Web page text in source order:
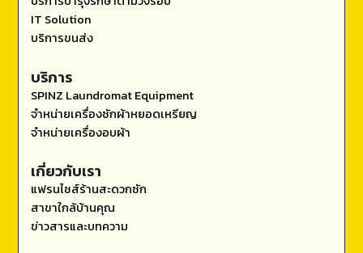
เกี่ยวกับเรา
แฟรนไชส์ร้านสะดวกซัก
สาขาใกล้บ้านคุณ
ข่าวสารและบทความ
บริการ
SPINZ Laundromat Equipment
จำหน่ายเครื่องซักผ้าหยอดเหรียญ
จำหน่ายเครื่องอบผ้า
IT Solution
บริการขนส่ง